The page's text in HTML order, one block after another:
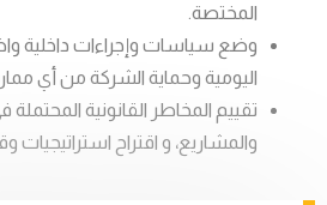
المختصة.
وضع سياسات وإجراءات داخلية
اليومية وحماية الشركة من أي
تقييم المخاطر القانونية
والمشاريع، و اقتراح استراتيجيات